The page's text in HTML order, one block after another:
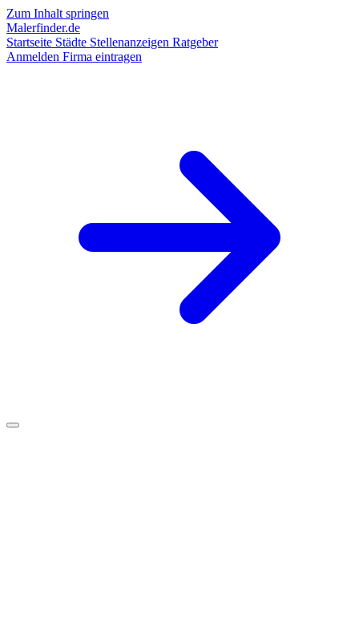
Zum Inhalt springen
Malerfinder.de
Startseite Städte Stellenanzeigen Ratgeber
Anmelden Firma eintragen